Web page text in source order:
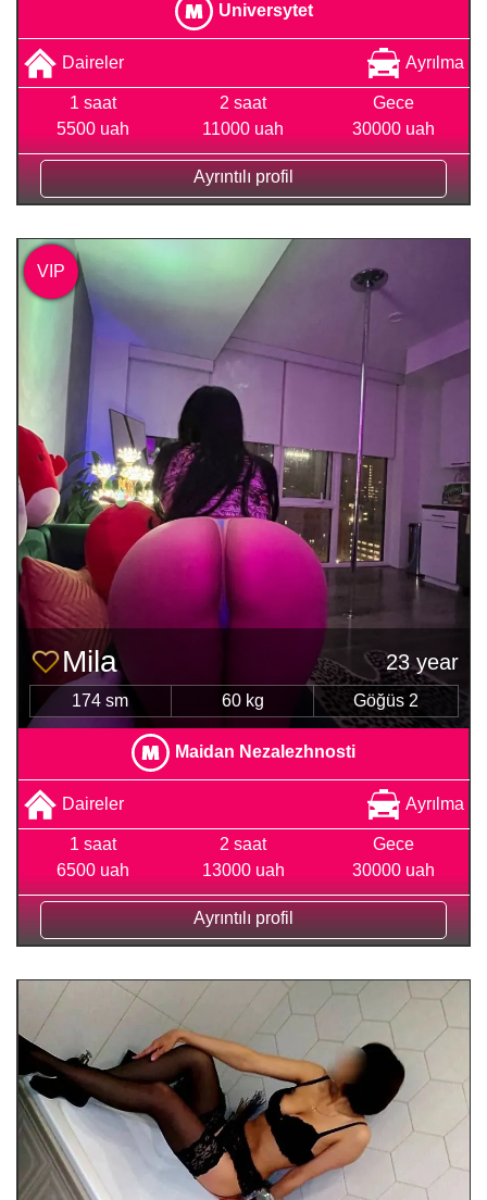
Universytet
Daireler Ayrılma
1 saat
5500 uah
2 saat
11000 uah
Gece
30000 uah
Ayrıntılı profil
Mila 23 year
174 sm 60 kg Göğüs 2
Maidan Nezalezhnosti
Daireler Ayrılma
1 saat
6500 uah
2 saat
13000 uah
Gece
30000 uah
Ayrıntılı profil
VIP